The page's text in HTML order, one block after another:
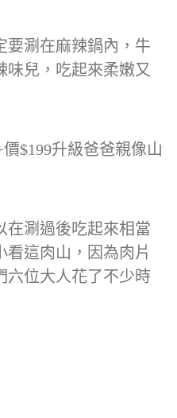
要涮在麻辣鍋內，牛
味兒，吃起來柔嫩又
$199升級爸爸親像山
在涮過後吃起來相當
看這肉山，因為肉片
六位大人花了不少時